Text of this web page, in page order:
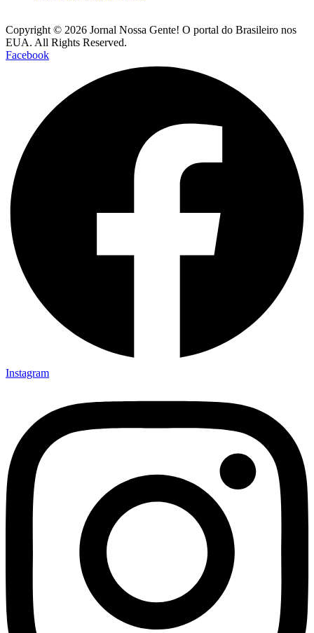
Copyright © 2026 Jornal Nossa Gente! O portal do Brasileiro nos
EUA. All Rights Reserved.
Facebook
Instagram